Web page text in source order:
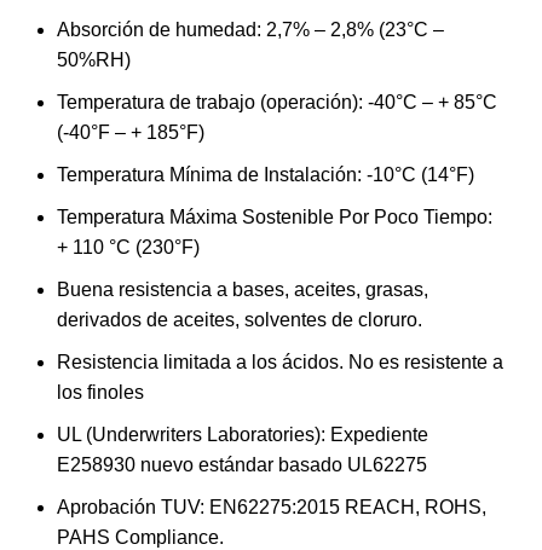
Absorción de humedad: 2,7% – 2,8% (23°C –
50%RH)
Temperatura de trabajo (operación): -40°C – + 85°C
(-40°F – + 185°F)
Temperatura Mínima de Instalación: -10°C (14°F)
Temperatura Máxima Sostenible Por Poco Tiempo:
+ 110 °C (230°F)
Buena resistencia a bases, aceites, grasas,
derivados de aceites, solventes de cloruro.
Resistencia limitada a los ácidos. No es resistente a
los finoles
UL (Underwriters Laboratories): Expediente
E258930 nuevo estándar basado UL62275
Aprobación TUV: EN62275:2015 REACH, ROHS,
PAHS Compliance.